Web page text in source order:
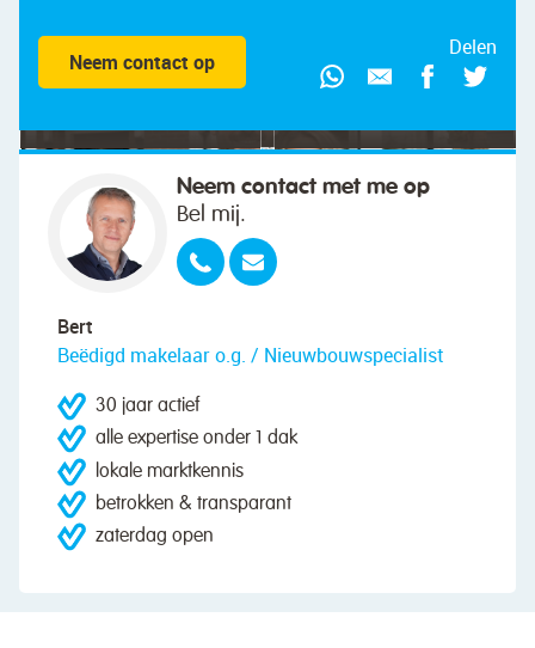
Neem contact op
Delen
Neem contact met me op
Bel mij.
Bert
Beëdigd makelaar o.g. / Nieuwbouwspecialist
30 jaar actief
alle expertise onder 1 dak
lokale marktkennis
betrokken & transparant
zaterdag open